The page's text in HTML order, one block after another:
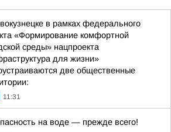
в рамках федерального
«Формирование комфортной
среды» нацпроекта
для жизни»
две общественные
11:31
на воде — прежде всего!